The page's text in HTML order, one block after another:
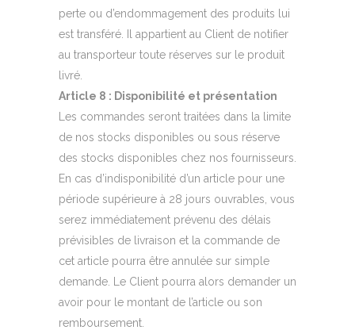
perte ou d’endommagement des produits lui
est transféré. Il appartient au Client de notifier
au transporteur toute réserves sur le produit
livré.
Article 8 : Disponibilité et présentation
Les commandes seront traitées dans la limite
de nos stocks disponibles ou sous réserve
des stocks disponibles chez nos fournisseurs.
En cas d’indisponibilité d’un article pour une
période supérieure à 28 jours ouvrables, vous
serez immédiatement prévenu des délais
prévisibles de livraison et la commande de
cet article pourra être annulée sur simple
demande. Le Client pourra alors demander un
avoir pour le montant de l’article ou son
remboursement.